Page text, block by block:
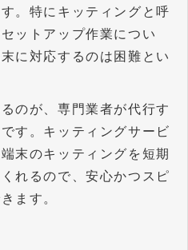
。特にキッティングと呼
ットアップ作業につい
に対応するのは困難とい
のが、専門業者が代行す
す。キッティングサービ
末のキッティングを短期
れるので、安心かつスピ
ます。